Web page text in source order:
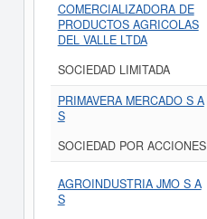
COMERCIALIZADORA DE
PRODUCTOS AGRICOLAS
DEL VALLE LTDA
SOCIEDAD LIMITADA
PRIMAVERA MERCADO S A
S
SOCIEDAD POR
AGROINDUSTRIA JMO S A
S